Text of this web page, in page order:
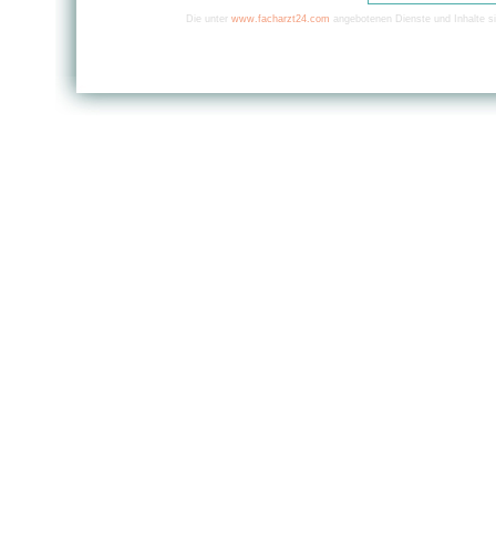
Die unter www.facharzt24.com angebotenen Dienste und Inhalte